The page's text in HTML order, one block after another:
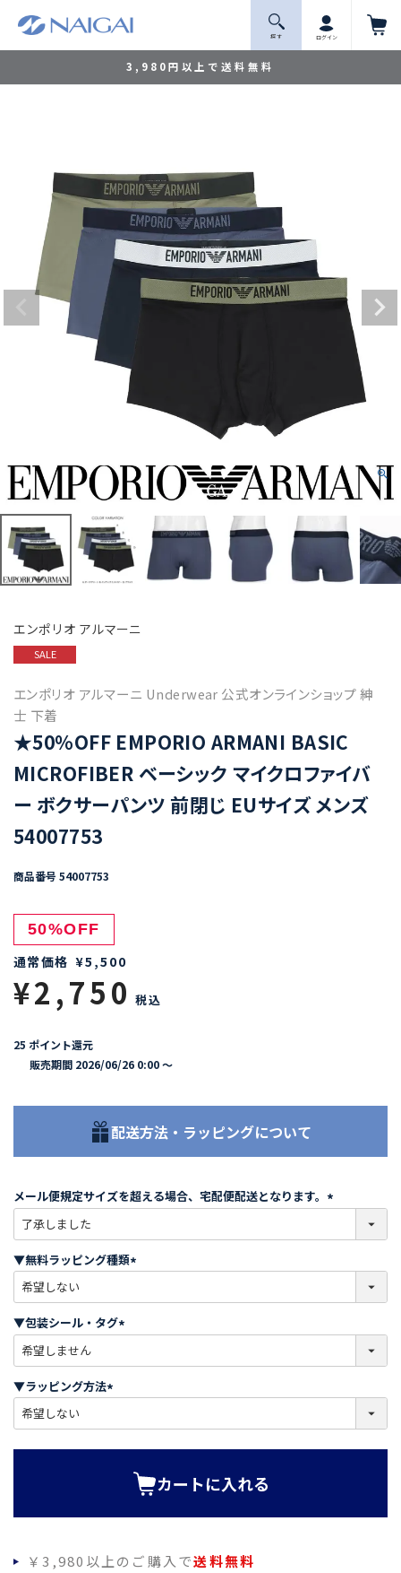
3,980円以上で送料無料
探 す ログイン
エンポリオ アルマーニ
SALE
エンポリオ アルマーニ Underwear 公式オンラインショップ 紳
士 下着
★50%OFF EMPORIO ARMANI BASIC
MICROFIBER ベーシック マイクロファイバ
ー ボクサーパンツ 前閉じ EUサイズ メンズ
54007753
商品番号 54007753
50%OFF
通常価格 ¥5,500
¥2,750 税込
25 ポイント還元
販売期間 2026/06/26 0:00〜
配送方法・ラッピングについて
メール便規定サイズを超える場合、宅配便配送となります。
必
)
▼無料ラッピング種類
必
)
▼包装シール・タグ
必
)
▼ラッピング方法
必
カートに入れる
￥3,980以上のご購入で送料無料